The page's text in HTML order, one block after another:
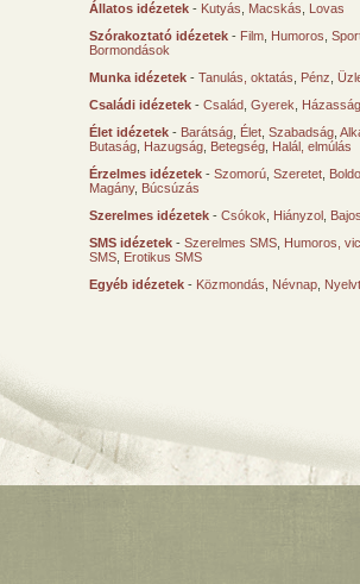
Állatos idézetek - Kutyás Macskás
Lovas
Szórakoztató idézetek - Film Humoros
Bormondások
Munka idézetek - Tanulás, oktatás Pénz
Családi idézetek - Család Gyerek
Élet idézetek - Barátság Élet Szabadság
Butaság Hazugság Betegség Halál, elmúlás
Érzelmes idézetek - Szomorú Szeretet
Magány, Búcsúzás
Szerelmes idézetek - Csókok Hiányzol
SMS idézetek - Szerelmes SMS Humoros,
SMS Erotikus SMS
Egyéb idézetek - Közmondás Névnap